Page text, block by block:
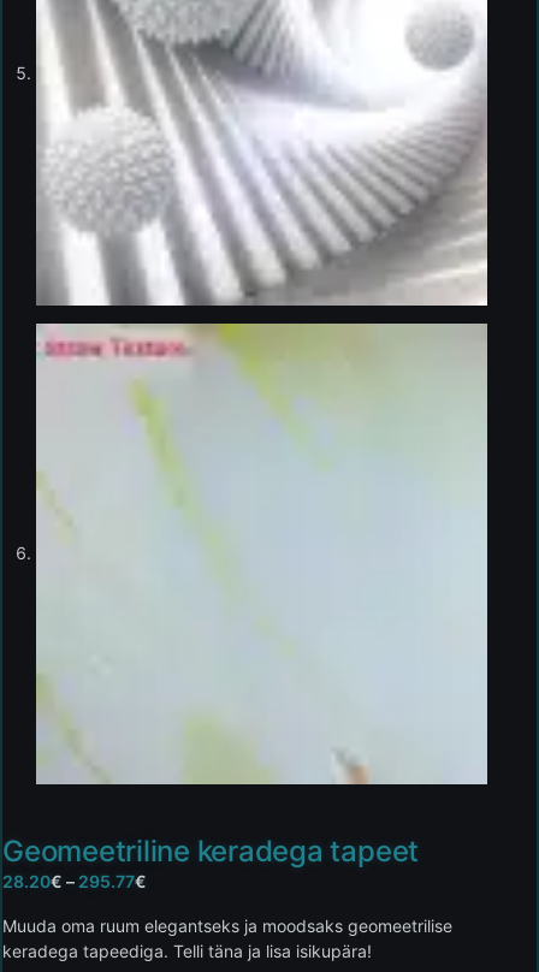
Geomeetriline keradega tapeet
28.20€ – 295.77€
Muuda oma ruum elegantseks ja moodsaks geomeetrilise
keradega tapeediga. Telli täna ja lisa isikupära!